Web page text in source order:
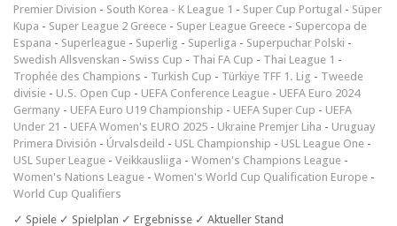
Premier Division - South Korea - K League 1 - Super Cup Portugal - Süper
Kupa - Super League 2 Greece - Super League Greece - Supercopa de
Espana - Superleague - Superlig - Superliga - Superpuchar Polski -
Swedish Allsvenskan - Swiss Cup - Thai FA Cup - Thai League 1 -
Trophée des Champions - Turkish Cup - Türkiye TFF 1. Lig - Tweede
divisie - U.S. Open Cup - UEFA Conference League - UEFA Euro 2024
Germany - UEFA Euro U19 Championship - UEFA Super Cup - UEFA
Under 21 - UEFA Women's EURO 2025 - Ukraine Premjer Liha - Uruguay
Primera División - Úrvalsdeild - USL Championship - USL League One -
USL Super League - Veikkausliiga - Women's Champions League -
Women's Nations League - Women's World Cup Qualification Europe -
World Cup Qualifiers
✓ Spiele ✓ Spielplan ✓ Ergebnisse ✓ Aktueller Stand